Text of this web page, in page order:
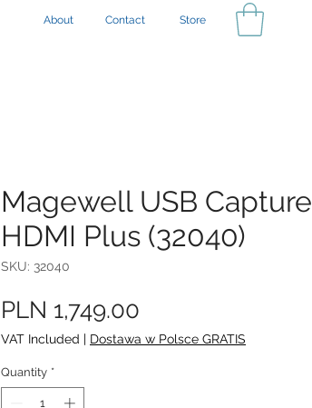
About Contact Store
Magewell USB Capture
HDMI Plus (32040)
SKU: 32040
PLN 1,749.00
VAT Included | Dostawa w Polsce GRATIS
Quantity *